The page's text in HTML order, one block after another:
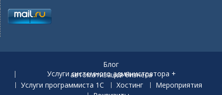
Блог
Услуги системного администратора + автоматизация бизнеса
Услуги программиста 1С
Хостинг
Мероприятия